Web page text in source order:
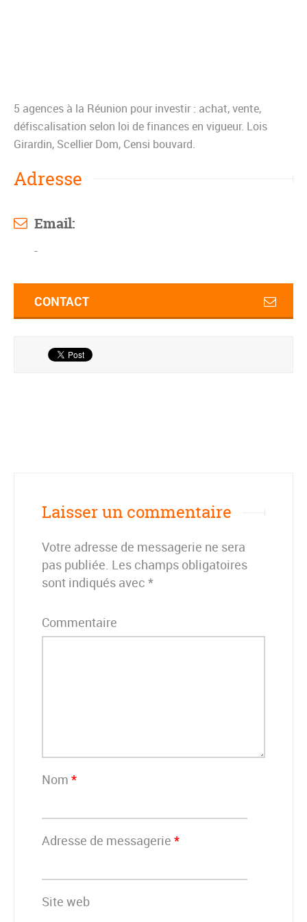
5 agences à la Réunion pour investir : achat, vente,
défiscalisation selon loi de finances en vigueur. Lois
Girardin, Scellier Dom, Censi bouvard.
Adresse
Email:
-
CONTACT
Laisser un commentaire
Votre adresse de messagerie ne sera
pas publiée. Les champs obligatoires
sont indiqués avec *
Commentaire
Nom *
Adresse de messagerie *
Site web